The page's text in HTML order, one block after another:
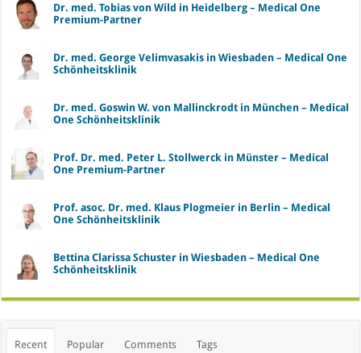
Dr. med. Tobias von Wild in Heidelberg – Medical One
Premium-Partner
Dr. med. George Velimvasakis in Wiesbaden – Medical One
Schönheitsklinik
Dr. med. Goswin W. von Mallinckrodt in München – Medical
One Schönheitsklinik
Prof. Dr. med. Peter L. Stollwerck in Münster – Medical
One Premium-Partner
Prof. asoc. Dr. med. Klaus Plogmeier in Berlin – Medical
One Schönheitsklinik
Bettina Clarissa Schuster in Wiesbaden – Medical One
Schönheitsklinik
Recent Popular Comments Tags